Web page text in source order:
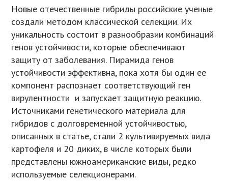
Новые отечественные гибриды российские ученые
создали методом классической селекции. Их
уникальность состоит в разнообразии комбинаций
генов устойчивости, которые обеспечивают
защиту от заболевания. Пирамида генов
устойчивости эффективна, пока хотя бы один ее
компонент распознает соответствующий ген
вирулентности и запускает защитную реакцию.
Источниками генетического материала для
гибридов с долговременной устойчивостью,
описанных в статье, стали 2 культивируемых вида
картофеля и 20 диких, в числе которых были
представлены южноамериканские виды, редко
используемые селекционерами.